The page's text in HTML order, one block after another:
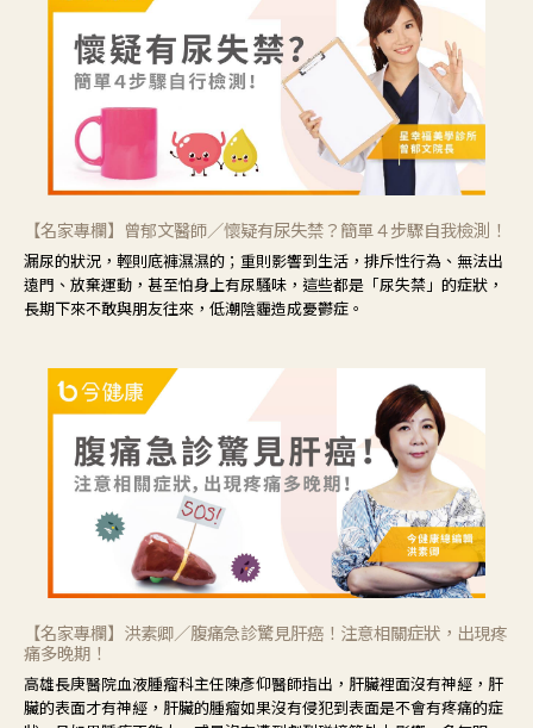
【名家專欄】曾郁文醫師／懷疑有尿失禁？簡單４步驟自我檢測！
漏尿的狀況，輕則底褲濕濕的；重則影響到生活，排斥性行為、無法出
遠門、放棄運動，甚至怕身上有尿騷味，這些都是「尿失禁」的症狀，
長期下來不敢與朋友往來，低潮陰霾造成憂鬱症。
【名家專欄】洪素卿／腹痛急診驚見肝癌！注意相關症狀，出現疼
痛多晚期！
高雄長庚醫院血液腫瘤科主任陳彥仰醫師指出，肝臟裡面沒有神經，肝
臟的表面才有神經，肝臟的腫瘤如果沒有侵犯到表面是不會有疼痛的症